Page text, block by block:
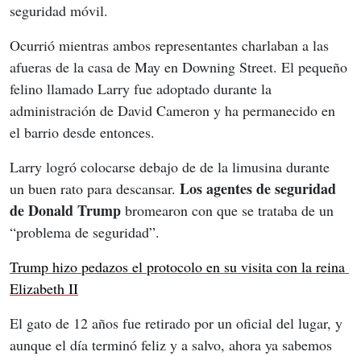
seguridad móvil.
Ocurrió mientras ambos representantes charlaban a las
afueras de la casa de May en Downing Street. El pequeño
felino llamado Larry fue adoptado durante la
administración de David Cameron y ha permanecido en
el barrio desde entonces.
Larry logró colocarse debajo de de la limusina durante
un buen rato para descansar. Los agentes de seguridad
de Donald Trump bromearon con que se trataba de un
“problema de seguridad”.
Trump hizo pedazos el protocolo en su visita con la reina
Elizabeth II
El gato de 12 años fue retirado por un oficial del lugar, y
aunque el día terminó feliz y a salvo, ahora ya sabemos